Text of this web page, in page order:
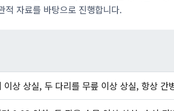
적 자료를 바탕으로 진행합니다.
상 상실, 두 다리를 무릎 이상 상실, 항상 간